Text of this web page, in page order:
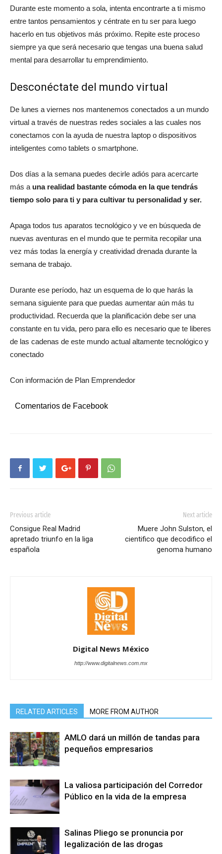
Durante este momento a sola, intenta encontrarte a ti mismo
entre tantos pensamientos y céntrate en tu ser para luego
hacerlo en tus objetivos más próximo. Repite este proceso
siempre ya que será necesario que tengas una buena salud
mental para desarrollar tu emprendimiento.
Desconéctate del mundo virtual
De lunes a viernes nos mantenemos conectados a un mundo
virtual a través de nuestras redes sociales a las cuales nos
conectamos con la ayuda de nuestra laptop o dispositivos
inteligentes como tablets o smartphone.
Dos días a la semana puedes decirle adiós para acercarte
más a una realidad bastante cómoda en la que tendrás
tiempo solo para ti y para cultivar tu personalidad y ser.
Apaga todos tus aparatos tecnológico y ve en búsqueda de
nuevas aventuras en el mundo que te permita recopilar una
vez más todas la energía y creatividad drenada durante la
semana de trabajo.
Durante ese período, haz un esquema de lo que harás la
semana siguiente para que puedas aumentar aún más tu
productividad. Recuerda que la planificación debe ser una
constante en tu vida, pero para ello es necesario que te liberes
de las cadenas de este mundo actual altamente tecnológico y
conectado
Con información de Plan Emprendedor
Comentarios de Facebook
Previous article
Consigue Real Madrid
apretado triunfo en la liga
española
Next article
Muere John Sulston, el
cientifico que decodifico el
genoma humano
Digital News México
http://www.digitalnews.com.mx
RELATED ARTICLES MORE FROM AUTHOR
AMLO dará un millón de tandas para
pequeños empresarios
La valiosa participación del Corredor
Público en la vida de la empresa
Salinas Pliego se pronuncia por
legalización de las drogas